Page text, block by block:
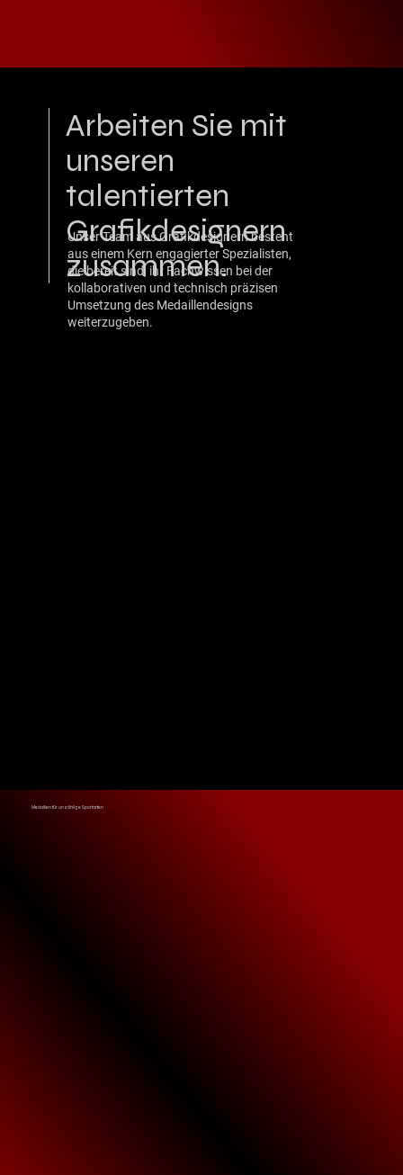
Arbeiten Sie mit
unseren
talentierten
Grafikdesignern
zusammen.
Unser Team aus Grafikdesignern besteht
aus einem Kern engagierter Spezialisten,
die bereit sind, ihr Fachwissen bei der
kollaborativen und technisch präzisen
Umsetzung des Medaillendesigns
weiterzugeben.
Medaillen für unzählige Sportarten